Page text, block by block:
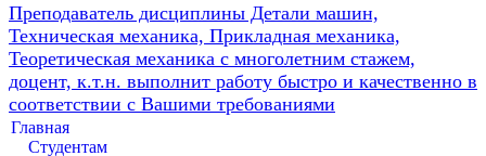
Преподаватель дисциплины Детали машин,
Техническая механика, Прикладная механика,
Теоретическая механика с многолетним стажем,
доцент, к.т.н. выполнит работу быстро и качественно в
соответствии с Вашими требованиями
Главная
Студентам